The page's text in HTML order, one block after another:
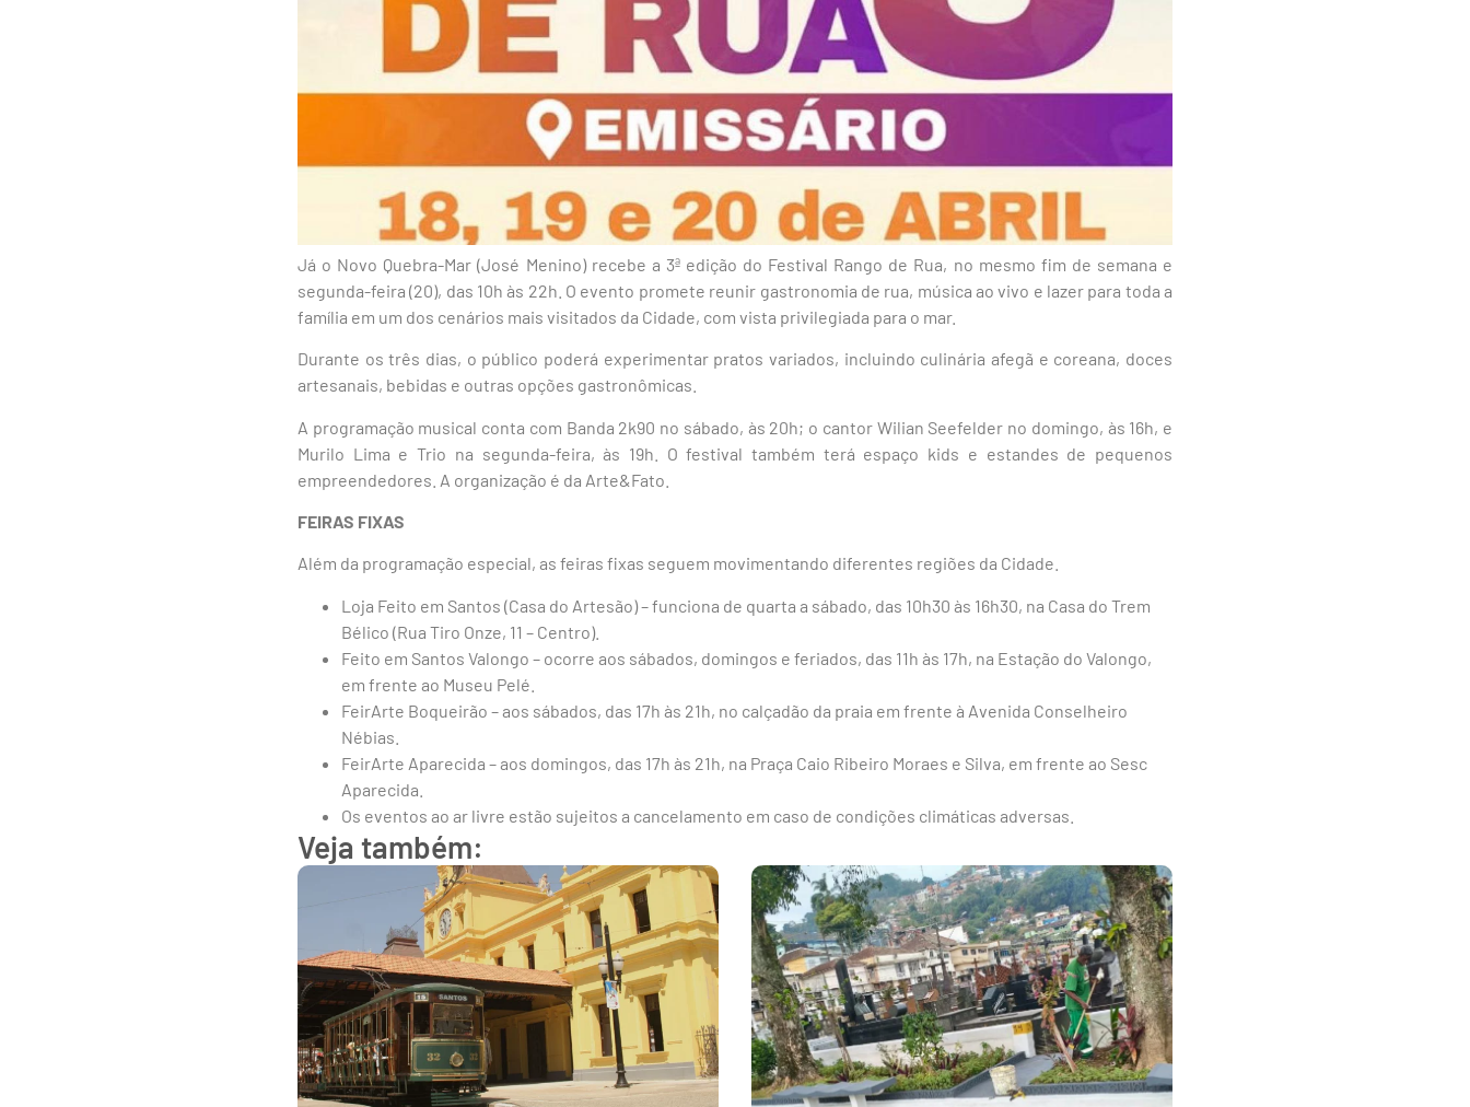
Já o Novo Quebra-Mar (José Menino) recebe a 3ª edição do Festival Rango de Rua, no mesmo fim de semana e
segunda-feira (20), das 10h às 22h. O evento promete reunir gastronomia de rua, música ao vivo e lazer para toda a
família em um dos cenários mais visitados da Cidade, com vista privilegiada para o mar.
Durante os três dias, o público poderá experimentar pratos variados, incluindo culinária afegã e coreana, doces
artesanais, bebidas e outras opções gastronômicas.
A programação musical conta com Banda 2k90 no sábado, às 20h; o cantor Wilian Seefelder no domingo, às 16h, e
Murilo Lima e Trio na segunda-feira, às 19h. O festival também terá espaço kids e estandes de pequenos
empreendedores. A organização é da Arte&Fato.
FEIRAS FIXAS
Além da programação especial, as feiras fixas seguem movimentando diferentes regiões da Cidade.
Loja Feito em Santos (Casa do Artesão) – funciona de quarta a sábado, das 10h30 às 16h30, na Casa do Trem
Bélico (Rua Tiro Onze, 11 – Centro).
Feito em Santos Valongo – ocorre aos sábados, domingos e feriados, das 11h às 17h, na Estação do Valongo,
em frente ao Museu Pelé.
FeirArte Boqueirão – aos sábados, das 17h às 21h, no calçadão da praia em frente à Avenida Conselheiro
Nébias.
FeirArte Aparecida – aos domingos, das 17h às 21h, na Praça Caio Ribeiro Moraes e Silva, em frente ao Sesc
Aparecida.
Os eventos ao ar livre estão sujeitos a cancelamento em caso de condições climáticas adversas.
Veja também: